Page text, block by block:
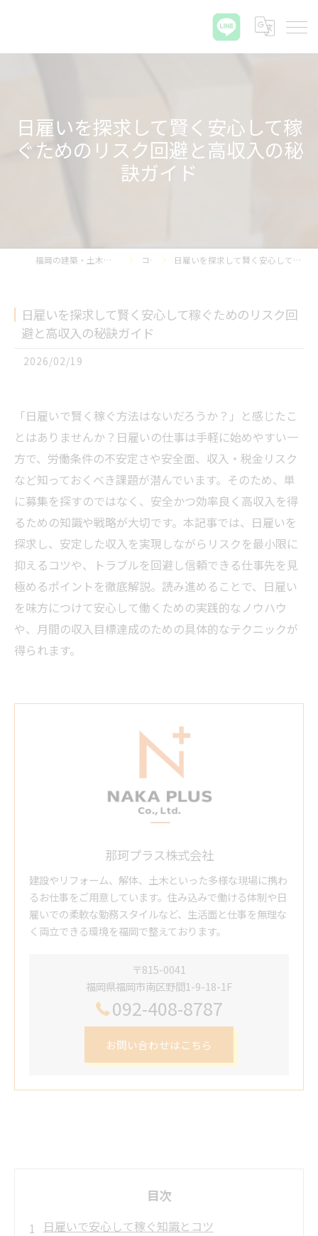
日雇いを探求して賢く安心して稼
ぐためのリスク回避と高収入の秘
訣ガイド
福岡の建築・土木・解体なら那珂プラス株式会社 コラム 日雇いを探求して賢く安心して稼ぐためのリスク回避と高収入の秘訣ガイド
日雇いを探求して賢く安心して稼ぐためのリスク回
避と高収入の秘訣ガイド
2026/02/19
「日雇いで賢く稼ぐ方法はないだろうか？」と感じたこ
とはありませんか？日雇いの仕事は手軽に始めやすい一
方で、労働条件の不安定さや安全面、収入・税金リスク
など知っておくべき課題が潜んでいます。そのため、単
に募集を探すのではなく、安全かつ効率良く高収入を得
るための知識や戦略が大切です。本記事では、日雇いを
探求し、安定した収入を実現しながらリスクを最小限に
抑えるコツや、トラブルを回避し信頼できる仕事先を見
極めるポイントを徹底解説。読み進めることで、日雇い
を味方につけて安心して働くための実践的なノウハウ
や、月間の収入目標達成のための具体的なテクニックが
得られます。
那珂プラス株式会社
建設やリフォーム、解体、土木といった多様な現場に携わ
るお仕事をご用意しています。住み込みで働ける体制や日
雇いでの柔軟な勤務スタイルなど、生活面と仕事を無理な
く両立できる環境を福岡で整えております。
〒815-0041
福岡県福岡市南区野間1-9-18-1F
092-408-8787
お問い合わせはこちら
目次
日雇いで安心して稼ぐ知識とコツ